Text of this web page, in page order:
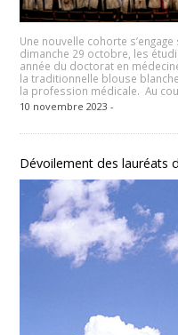
Une nouvelle cohorte
dimanche 29 octobre, les
année du doctorat en
la traditionnelle blouse
la profession médicale. Au
10 novembre 2023 -
Dévoilement des lauréats